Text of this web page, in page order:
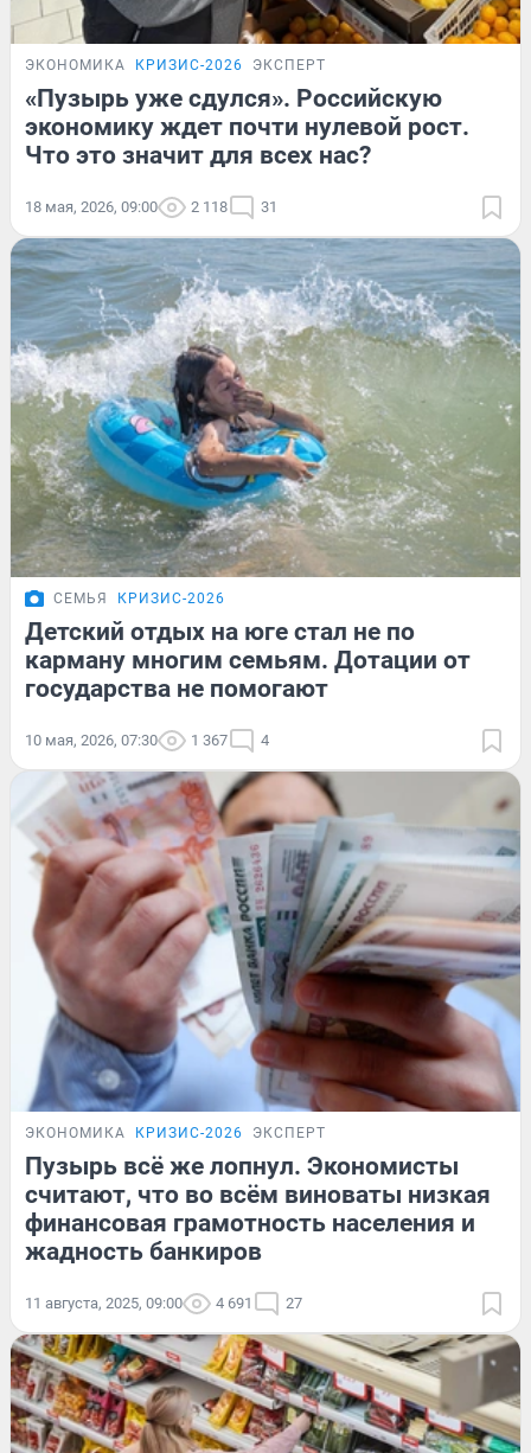
ЭКОНОМИКА КРИЗИС-2026 ЭКСПЕРТ
«Пузырь уже сдулся». Российскую
экономику ждет почти нулевой рост.
Что это значит для всех нас?
18 мая, 2026, 09:00 2 118 31
СЕМЬЯ КРИЗИС-2026
Детский отдых на юге стал не по
карману многим семьям. Дотации от
государства не помогают
10 мая, 2026, 07:30 1 367 4
ЭКОНОМИКА КРИЗИС-2026 ЭКСПЕРТ
Пузырь всё же лопнул. Экономисты
считают, что во всём виноваты низкая
финансовая грамотность населения и
жадность банкиров
11 августа, 2025, 09:00 4 691 27